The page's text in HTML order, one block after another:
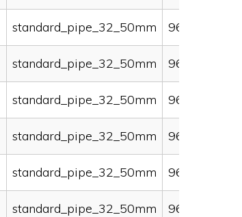
standard_pipe_32_50mm 96000
standard_pipe_32_50mm 96000
standard_pipe_32_50mm 96000
standard_pipe_32_50mm 96000
standard_pipe_32_50mm 96000
standard_pipe_32_50mm 96000